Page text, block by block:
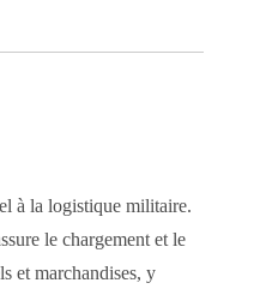
à la logistique militaire.
le chargement et le
et marchandises, y